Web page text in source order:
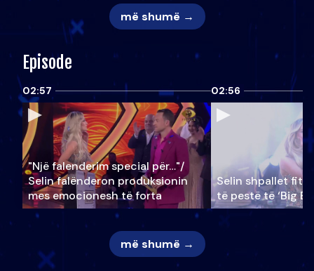
më shumë →
Episode
02:57
"Një falenderim special për…"/
Selin falënderon produksionin
mes emocionesh të forta
02:56
Selin shpallet
të pestë të ‘Big
më shumë →